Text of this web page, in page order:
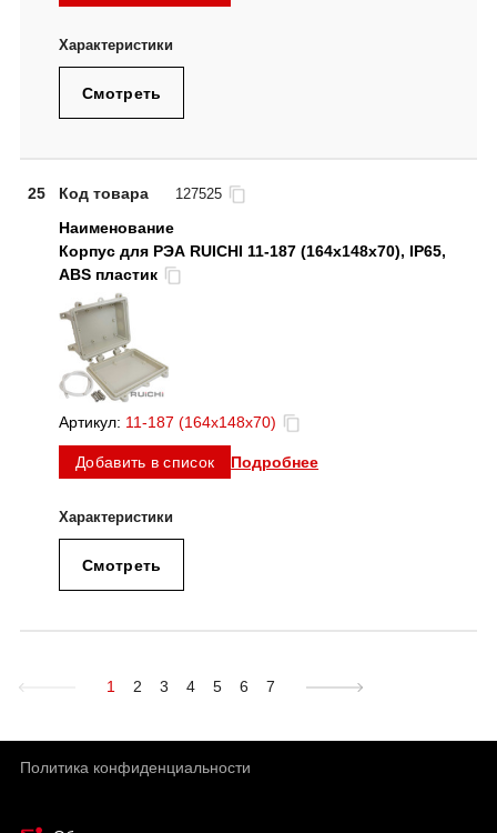
Смотреть
25 Код товара 127525
Корпус для РЭА RUICHI 11-187 (164x148x70), IP65,
ABS пластик
Артикул: 11-187 (164x148x70)
Добавить в список Подробнее
Смотреть
1 2 3 4 5 6 7
Политика конфиденциальности